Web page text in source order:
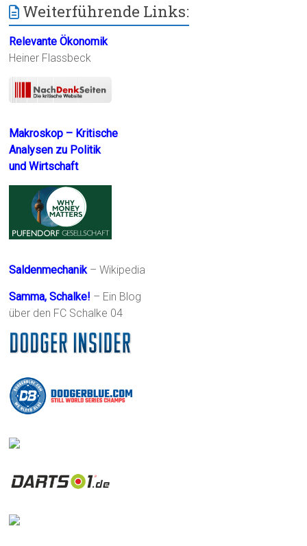
Weiterführende Links:
Relevante Ökonomik
Heiner Flassbeck
Makroskop – Kritische
Analysen zu Politik
und Wirtschaft
Saldenmechanik– Wikipedia
Samma, Schalke! – Ein Blog
über den FC Schalke 04